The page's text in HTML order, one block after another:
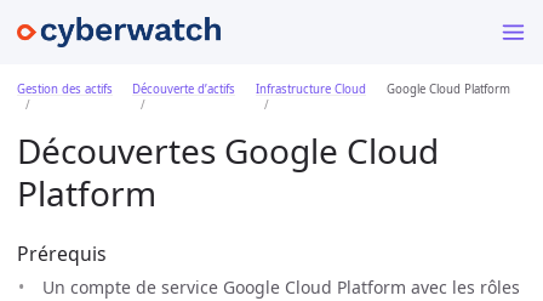
Gestion des actifs Découverte d’actifs Infrastructure Cloud Google Cloud Platform
Découvertes Google Cloud
Platform
Prérequis
Un compte de service Google Cloud Platform avec les rôles